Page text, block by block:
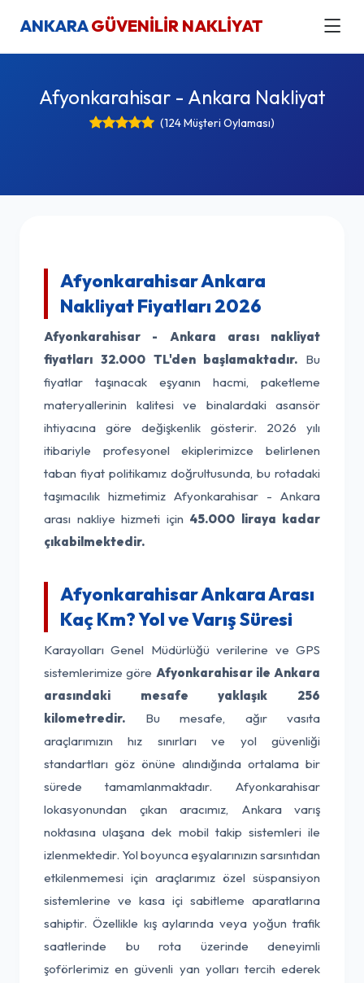
ANKARAGÜVENİLİR NAKLİYAT
Afyonkarahisar - Ankara Nakliyat
(124 Müşteri Oylaması)
Afyonkarahisar Ankara
Nakliyat Fiyatları 2026
Afyonkarahisar - Ankara arası nakliyat
fiyatları 32.000 TL'den başlamaktadır. Bu
fiyatlar taşınacak eşyanın hacmi, paketleme
materyallerinin kalitesi ve binalardaki asansör
ihtiyacına göre değişkenlik gösterir. 2026 yılı
itibariyle profesyonel ekiplerimizce belirlenen
taban fiyat politikamız doğrultusunda, bu rotadaki
taşımacılık hizmetimiz Afyonkarahisar - Ankara
arası nakliye hizmeti için 45.000 liraya kadar
çıkabilmektedir.
Afyonkarahisar Ankara Arası
Kaç Km? Yol ve Varış Süresi
Karayolları Genel Müdürlüğü verilerine ve GPS
sistemlerimize göre Afyonkarahisar ile Ankara
arasındaki mesafe yaklaşık 256
kilometredir. Bu mesafe, ağır vasıta
araçlarımızın hız sınırları ve yol güvenliği
standartları göz önüne alındığında ortalama bir
sürede tamamlanmaktadır. Afyonkarahisar
lokasyonundan çıkan aracımız, Ankara varış
noktasına ulaşana dek mobil takip sistemleri ile
izlenmektedir. Yol boyunca eşyalarınızın sarsıntıdan
etkilenmemesi için araçlarımız özel süspansiyon
sistemlerine ve kasa içi sabitleme aparatlarına
sahiptir. Özellikle kış aylarında veya yoğun trafik
saatlerinde bu rota üzerinde deneyimli
şoförlerimiz en güvenli yan yolları tercih ederek